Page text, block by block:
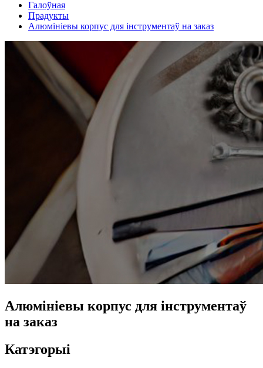
Галоўная
Прадукты
Алюмініевы корпус для інструментаў на заказ
Алюмініевы корпус для інструментаў
на заказ
Катэгорыі